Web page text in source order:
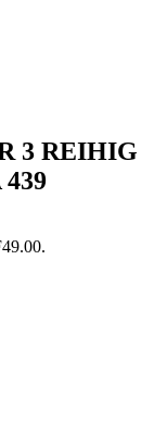
3 REIHIG